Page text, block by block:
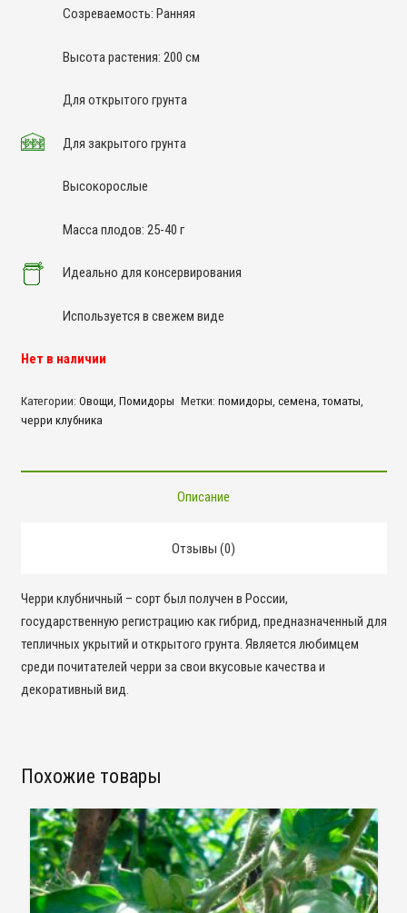
Созреваемость: Ранняя
Высота растения: 200 см
Для открытого грунта
Для закрытого грунта
Высокорослые
Масса плодов: 25-40 г
Идеально для консервирования
Используется в свежем виде
Нет в наличии
Категории: Овощи Помидоры Метки: помидоры семена томаты
черри клубника
Описание
Отзывы (0)
Черри клубничный – сорт был получен в России,
государственную регистрацию как гибрид, предназначенный для
тепличных укрытий и открытого грунта. Является любимцем
среди почитателей черри за свои вкусовые качества и
декоративный вид.
Похожие товары